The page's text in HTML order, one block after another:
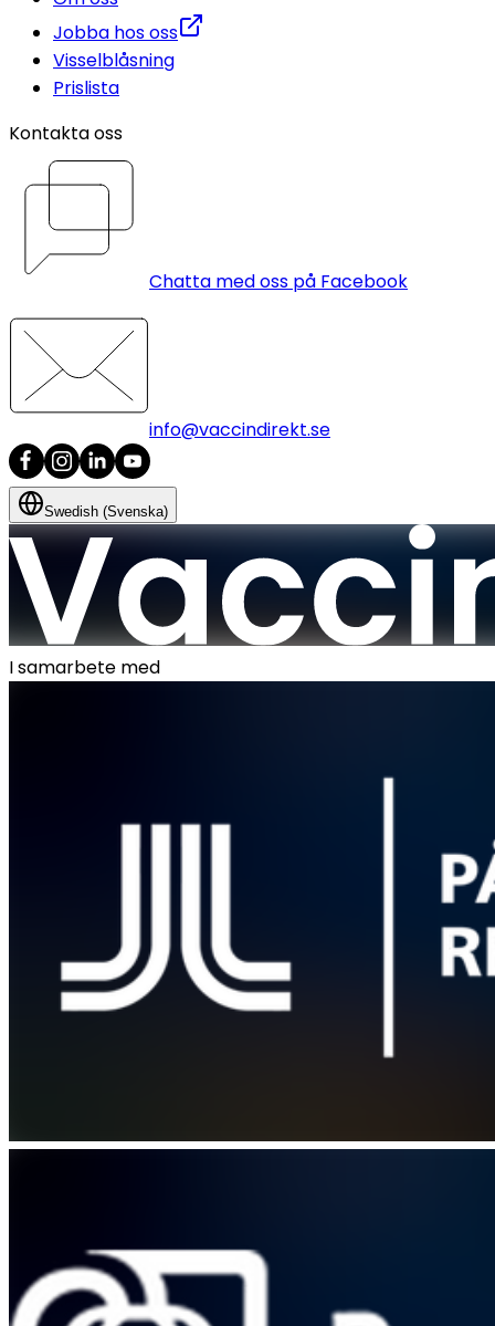
Jobba hos oss
Visselblåsning
Prislista
Kontakta oss
Chatta med oss på Facebook
info@vaccindirekt.se
Swedish (Svenska)
I samarbete med